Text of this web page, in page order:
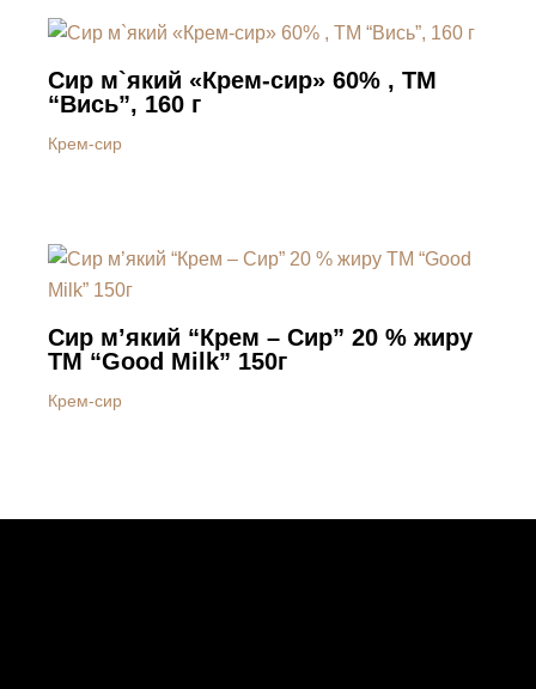
Сир м`який «Крем-сир» 60% , ТМ
“Вись”, 160 г
Крем-сир
Сир м’який “Крем – Сир” 20 % жиру
ТМ “Good Milk” 150г
Крем-сир